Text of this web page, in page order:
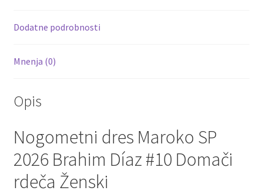
k
Dodatne podrobnosti
Mnenja (0)
Opis
Nogometni dres Maroko SP
2026 Brahim Díaz #10 Domači
rdeča Ženski